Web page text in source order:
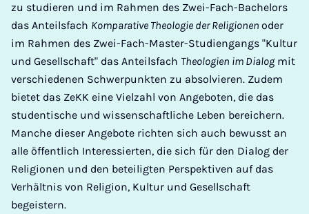
zu studieren und im Rahmen des Zwei-Fach-Bachelors
das Anteilsfach Komparative Theologie der Religionen oder
im Rahmen des Zwei-Fach-Master-Studiengangs "Kultur
und Gesellschaft" das Anteilsfach Theologien im Dialogmit
verschiedenen Schwerpunkten zu absolvieren. Zudem
bietet das ZeKK eine Vielzahl von Angeboten, die das
studentische und wissenschaftliche Leben bereichern.
Manche dieser Angebote richten sich auch bewusst an
alle öffentlich Interessierten, die sich für den Dialog der
Religionen und den beteiligten Perspektiven auf das
Verhältnis von Religion, Kultur und Gesellschaft
begeistern.